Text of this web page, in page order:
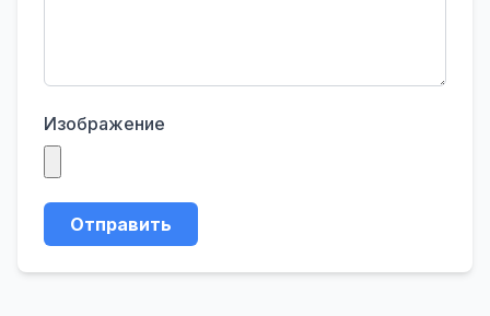
Изображение
Отправить